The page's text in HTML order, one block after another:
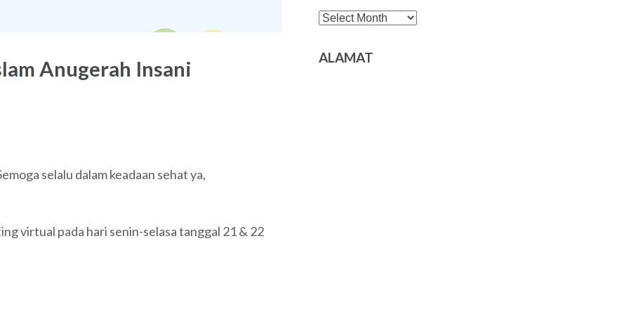
Anugerah Insani
selalu dalam keadaan sehat ya,
virtual pada hari senin-selasa tanggal 21 & 22
Archives
ALAMAT